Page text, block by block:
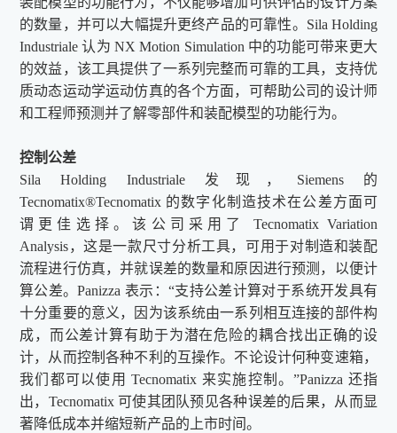
的数量，并可以大幅提升更终产品的可靠性。Sila Holding
Industriale 认为 NX Motion Simulation 中的功能可带来更大
的效益，该工具提供了一系列完整而可靠的工具，支持优
质动态运动学运动仿真的各个方面，可帮助公司的设计师
和工程师预测并了解零部件和装配模型的功能行为。
控制公差
Sila Holding Industriale 发现，Siemens 的
Tecnomatix®Tecnomatix 的数字化制造技术在公差方面可
谓 更佳选择。该公司采用了 Tecnomatix Variation
Analysis，这是一款尺寸分析工具，可用于对制造和装配
流程进行仿真，并就误差的数量和原因进行预测，以便计
算公差。Panizza 表示：“支持公差计算对于系统开发具有
十分重要的意义，因为该系统由一系列相互连接的部件构
成，而公差计算有助于为潜在危险的耦合找出正确的设
计，从而控制各种不利的互操作。不论设计何种变速箱，
我们都可以使用 Tecnomatix 来实施控制。”Panizza 还指
出，Tecnomatix 可使其团队预见各种误差的后果，从而显
著降低成本并缩短新产品的上市时间。